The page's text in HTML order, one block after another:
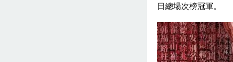
日總場次榜冠軍。